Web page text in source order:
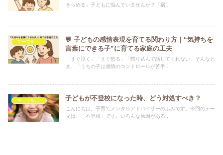
きらめる」子どもに悩んでいませんか？「宿...
マーブルを救いたい
💬 子どもの感情表現を育てる関わり方｜“気持ちを
言葉にできる子”に育てる家庭の工夫
「すぐ泣く」「すぐ怒る」「黙り込んで話してくれない」そんなと
き、「うちの子は感情のコントロールが苦手...
子どもが不登校になった時、どう対処すべき？
こんにちは。子育てメンタルアドバイザーのふみです。今回のテー
マは、「不登校」です。いろんな原因がある...